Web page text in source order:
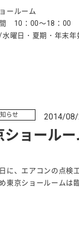
ールーム
10：00～18：00
曜日・夏期・年末年
らせ 2014/08/
ショール
に、エアコンの点検
東京ショールームは